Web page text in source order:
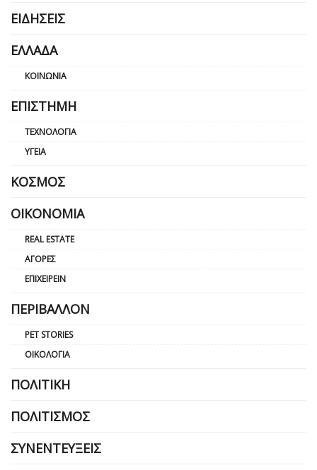
ΕΙΔΉΣΕΙΣ
ΕΛΛΆΔΑ
ΚΟΙΝΩΝΊΑ
ΕΠΙΣΤΉΜΗ
ΤΕΧΝΟΛΟΓΊΑ
ΥΓΕΊΑ
ΚΌΣΜΟΣ
ΟΙΚΟΝΟΜΊΑ
REAL ESTATE
ΑΓΟΡΈΣ
ΕΠΙΧΕΙΡΕΊΝ
ΠΕΡΙΒΆΛΛΟΝ
PET STORIES
ΟΙΚΟΛΟΓΊΑ
ΠΟΛΙΤΙΚΉ
ΠΟΛΙΤΙΣΜΌΣ
ΣΥΝΕΝΤΕΎΞΕΙΣ